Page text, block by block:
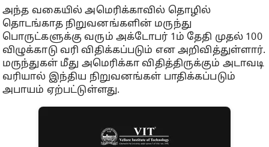
அந்த வகையில் அமெரிக்காவில் தொழில்
தொடங்காத நிறுவனங்களின் மருந்து
பொருட்களுக்கு வரும் அக்டோபர் 1ம் தேதி முதல் 100
விழுக்காடு வரி விதிக்கப்படும் என அறிவித்துள்ளார்.
மருந்துகள் மீது அமெரிக்கா விதித்திருக்கும் அடாவடி
வரியால் இந்திய நிறுவனங்கள் பாதிக்கப்படும்
அபாயம் ஏற்பட்டுள்ளது.